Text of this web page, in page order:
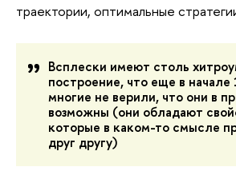
траектории, оптимальные
Всплески имеют столь
построение, что еще в
многие не верили, что они в
возможны (они обладают
которые в каком-то смысле
друг другу)